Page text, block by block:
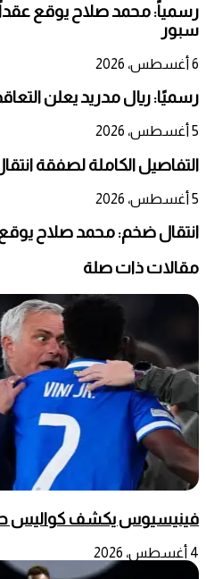
رسمياً: محمد صلاح يوقع
سبور
6 أغسطس، 2026
رسميًا: ريال مدريد يعلن
5 أغسطس، 2026
التفاصيل الكاملة لصفقة
5 أغسطس، 2026
انتقال ضخم: محمد صلاح يوقع
مقالات ذات صلة
فينيسيوس يكشف كواليس
4 أغسطس، 2026